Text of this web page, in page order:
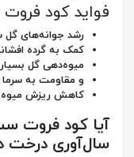
فواید کود
رشد جوانه‌های
کمک به گرده
میوه‌دهی گل
و مقاومت به سرما
کاهش ریزش میوه
آیا کود فروت
سال‌آوری درخت